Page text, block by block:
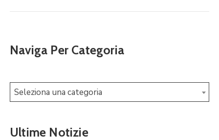
Naviga Per Categoria
Seleziona una categoria
Ultime Notizie